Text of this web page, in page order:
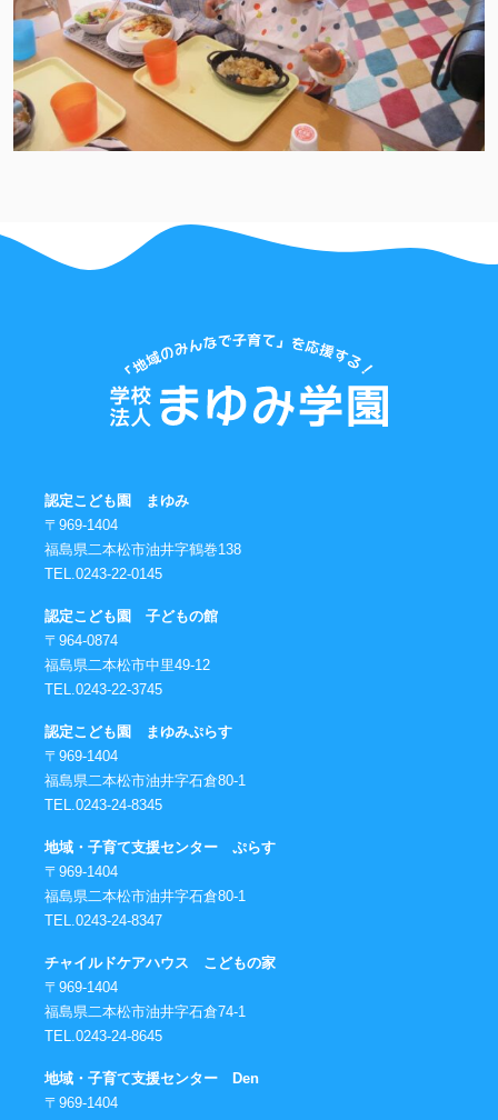
認定こども園 まゆみ
〒969-1404
福島県二本松市油井字鶴巻138
TEL.0243-22-0145
認定こども園 子どもの館
〒964-0874
福島県二本松市中里49-12
TEL.0243-22-3745
認定こども園 まゆみぷらす
〒969-1404
福島県二本松市油井字石倉80-1
TEL.0243-24-8345
地域・子育て支援センター ぷらす
〒969-1404
福島県二本松市油井字石倉80-1
TEL.0243-24-8347
チャイルドケアハウス こどもの家
〒969-1404
福島県二本松市油井字石倉74-1
TEL.0243-24-8645
地域・子育て支援センター Den
〒969-1404